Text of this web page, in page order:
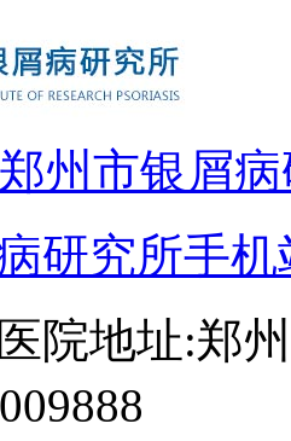
郑州市银屑
研究所手机
院地址:郑